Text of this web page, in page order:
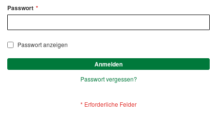
Passwort
Passwort anzeigen
Anmelden
Passwort vergessen?